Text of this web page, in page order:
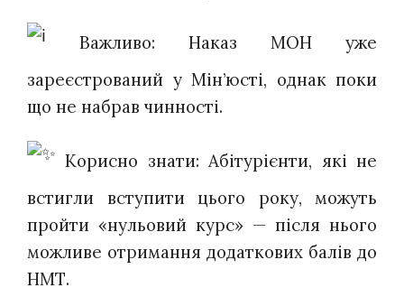
Важливо: Наказ МОН уже
зареєстрований у Мін’юсті, однак поки
що не набрав чинності.
Корисно знати: Абітурієнти, які не
встигли вступити цього року, можуть
пройти «нульовий курс» — після нього
можливе отримання додаткових балів до
НМТ.